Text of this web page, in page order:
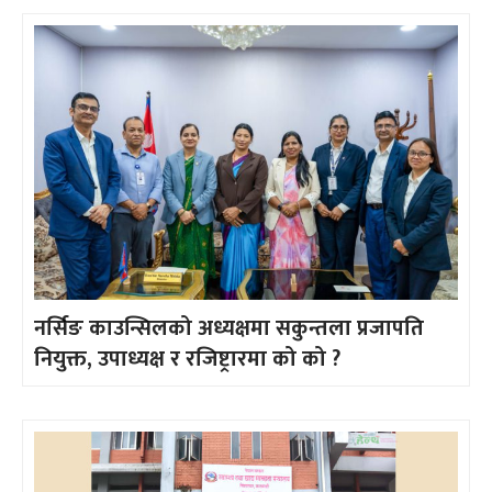
नर्सिङ काउन्सिलको अध्यक्षमा सकुन्तला प्रजापति
नियुक्त, उपाध्यक्ष र रजिष्ट्रारमा को को ?